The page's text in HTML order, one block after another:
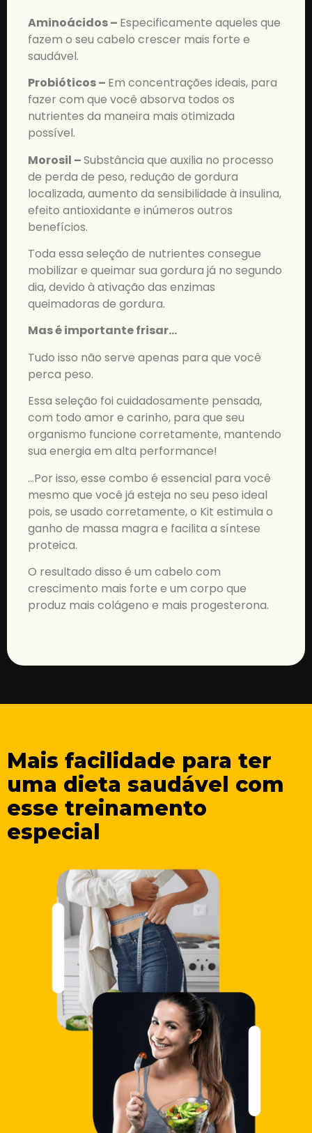
Aminoácidos – Especificamente aqueles que
fazem o seu cabelo crescer mais forte e
saudável.
Probióticos – Em concentrações ideais, para
fazer com que você absorva todos os
nutrientes da maneira mais otimizada
possível.
Morosil –Substância que auxilia no processo
de perda de peso, redução de gordura
localizada, aumento da sensibilidade à insulina,
efeito antioxidante e inúmeros outros
benefícios.
Toda essa seleção de nutrientes consegue
mobilizar e queimar sua gordura já no segundo
dia, devido à ativação das enzimas
queimadoras de gordura.
Mas é importante frisar…
Tudo isso não serve apenas para que você
perca peso.
Essa seleção foi cuidadosamente pensada,
com todo amor e carinho, para que seu
organismo funcione corretamente, mantendo
sua energia em alta performance!
…Por isso, esse combo é essencial para você
mesmo que você já esteja no seu peso ideal
pois, se usado corretamente, o Kit estimula o
ganho de massa magra e facilita a síntese
proteica.
O resultado disso é um cabelo com
crescimento mais forte e um corpo que
produz mais colágeno e mais progesterona.
Mais facilidade para ter
uma dieta saudável com
esse treinamento
especial